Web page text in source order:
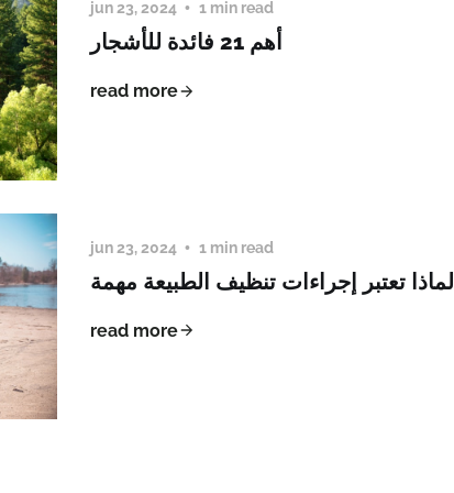
jun 23, 2024 1 min read
أهم 21 فائدة للأشجار
read more
jun 23, 2024 1 min read
لماذا تعتبر إجراءات تنظيف الطبيعة مهمة
read more